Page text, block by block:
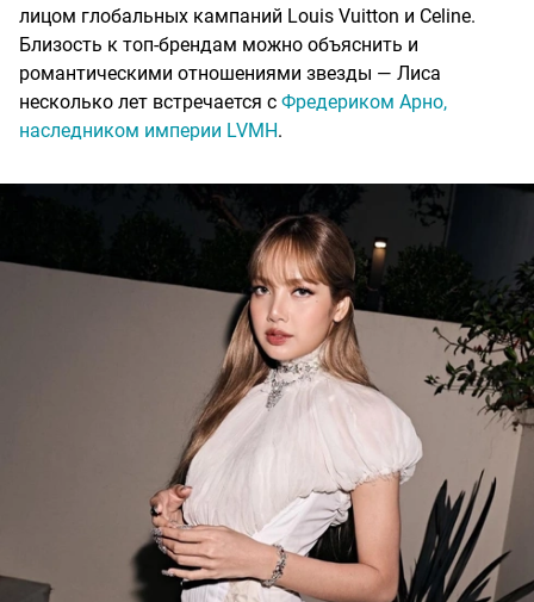
лицом глобальных кампаний Louis Vuitton и Celine.
Близость к топ-брендам можно объяснить и
романтическими отношениями звезды — Лиса
несколько лет встречается с Фредериком Арно,
наследником империи LVMH.